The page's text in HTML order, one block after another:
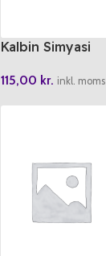
Kalbin Simyasi
115,00 kr. inkl. moms